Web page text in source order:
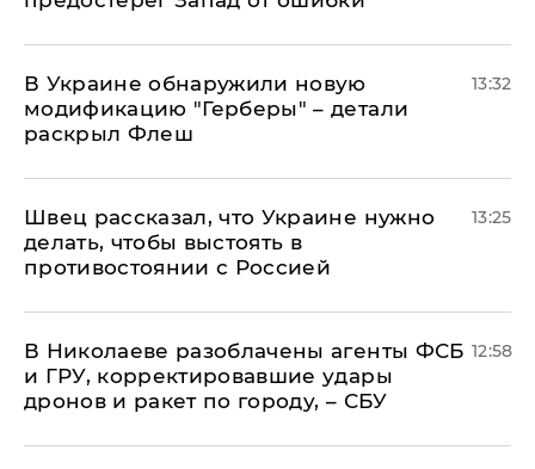
В Украине обнаружили новую
модификацию "Герберы" – детали
раскрыл Флеш
13:32
Швец рассказал, что Украине нужно
делать, чтобы выстоять в
противостоянии с Россией
13:25
В Николаеве разоблачены агенты ФСБ
и ГРУ, корректировавшие удары
дронов и ракет по городу, – СБУ
12:58